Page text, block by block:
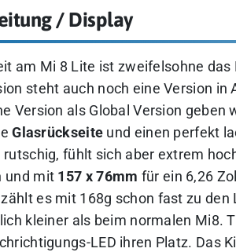
/ Display
am Mi 8 Lite ist zweifelsohne das
steht auch noch eine Version in
Version als Global Version geben
Glasrückseite und einen perfekt
fühlt sich aber extrem
und mit 157 x 76mm für ein 6,26
es mit 168g schon fast zu
kleiner als beim normalen Mi8.
LED ihren Platz. Das